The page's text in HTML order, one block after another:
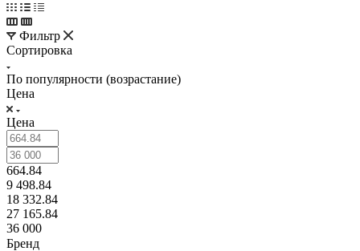
Фильтр
Сортировка
По популярности (возрастание)
Цена
Цена
664.84
9 498.84
18 332.84
27 165.84
36 000
Бренд